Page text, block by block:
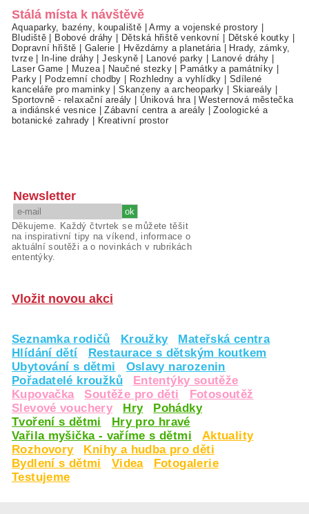
Stálá místa k návštěvě
Aquaparky, bazény, koupaliště |Army a vojenské prostory
Bludiště
Bobové dráhy Dětská hřiště venkovní Dětské koutky
Dopravní hřiště
Galerie Hvězdárny a planetária
Hrady, zámky,
tvrze| In-line dráhy |Jeskyně| Lanové parky Lanové dráhy
Laser Game
Muzea| Naučné stezky Památky a památníky
Parky| Podzemní chodby Rozhledny a vyhlídky
Sdílené
kanceláře pro maminky |Skanzeny a archeoparky Skiareály
Sportovně - relaxační areály
Úniková hra |Westernová městečka
a indiánské vesnice |Zábavní centra a areály |Zoologické a
botanické zahrady
Kreativní prostor
Newsletter
Děkujeme. Každý čtvrtek se můžete těšit
na inspirativní tipy na víkend, informace o
aktuální soutěži a o novinkách v rubrikách
ententýky.
Vložit novou akci
Seznamka rodičů Kroužky
Mateřská centra
Hlídání dětí
Restaurace s dětským koutkem
Ubytování s dětmi
Oslavy narozenin
Pořadatelé kroužků
Ententýky soutěže
Kupovačka
Soutěže pro děti
Fotosoutěž
Slevové vouchery
Hry
Pohádky
Tvoření s dětmi
Hry pro hravé
Vařila myšička - vaříme s dětmi
Aktuality
Rozhovory
Knihy a hudba pro děti
Bydlení s dětmi
Videa
Fotogalerie
Testujeme